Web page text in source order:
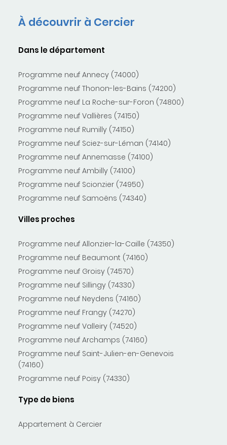
À découvrir à Cercier
Dans le département
Programme neuf Annecy (74000)
Programme neuf Thonon-les-Bains (74200)
Programme neuf La Roche-sur-Foron (74800)
Programme neuf Vallières (74150)
Programme neuf Rumilly (74150)
Programme neuf Sciez-sur-Léman (74140)
Programme neuf Annemasse (74100)
Programme neuf Ambilly (74100)
Programme neuf Scionzier (74950)
Programme neuf Samoëns (74340)
Villes proches
Programme neuf Allonzier-la-Caille (74350)
Programme neuf Beaumont (74160)
Programme neuf Groisy (74570)
Programme neuf Sillingy (74330)
Programme neuf Neydens (74160)
Programme neuf Frangy (74270)
Programme neuf Valleiry (74520)
Programme neuf Archamps (74160)
Programme neuf Saint-Julien-en-Genevois
(74160)
Programme neuf Poisy (74330)
Type de biens
Appartement à Cercier